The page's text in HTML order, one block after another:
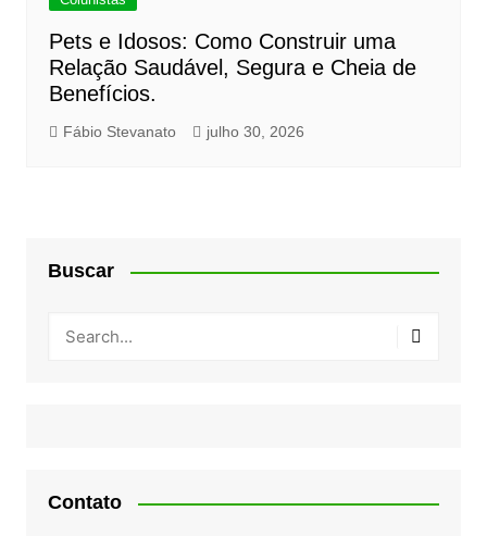
Pets e Idosos: Como Construir uma
Relação Saudável, Segura e Cheia de
Benefícios.
Fábio Stevanato julho 30, 2026
Buscar
Contato